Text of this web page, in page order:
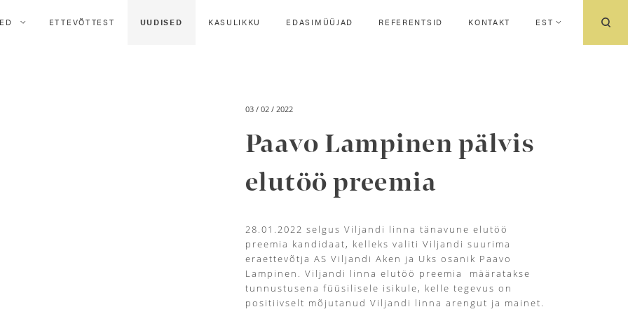
ETTEVÕTTEST UUDISED KASULIKKU EDASIMÜÜJAD REFERENTSID KONTAKT EST
03 / 02 / 2022
Paavo Lampinen pälvis
elutöö preemia
28.01.2022 selgus Viljandi linna tänavune elutöö
preemia kandidaat, kelleks valiti Viljandi suurima
eraettevõtja AS Viljandi Aken ja Uks osanik Paavo
Lampinen. Viljandi linna elutöö preemia määratakse
tunnustusena füüsilisele isikule, kelle tegevus on
positiivselt mõjutanud Viljandi linna arengut ja mainet.